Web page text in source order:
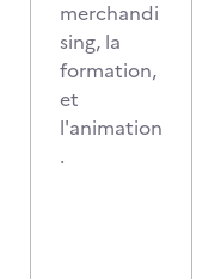
merchandi
sing, la
formation,
et
l'animation
.